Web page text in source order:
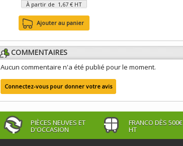
À partir de 1,67 € HT
Ajouter au panier
COMMENTAIRES
Aucun commentaire n'a été publié pour le moment.
Connectez-vous pour donner votre avis
PIÈCES NEUVES ET
D'OCCASION
FRANCO DÈS 500€
HT